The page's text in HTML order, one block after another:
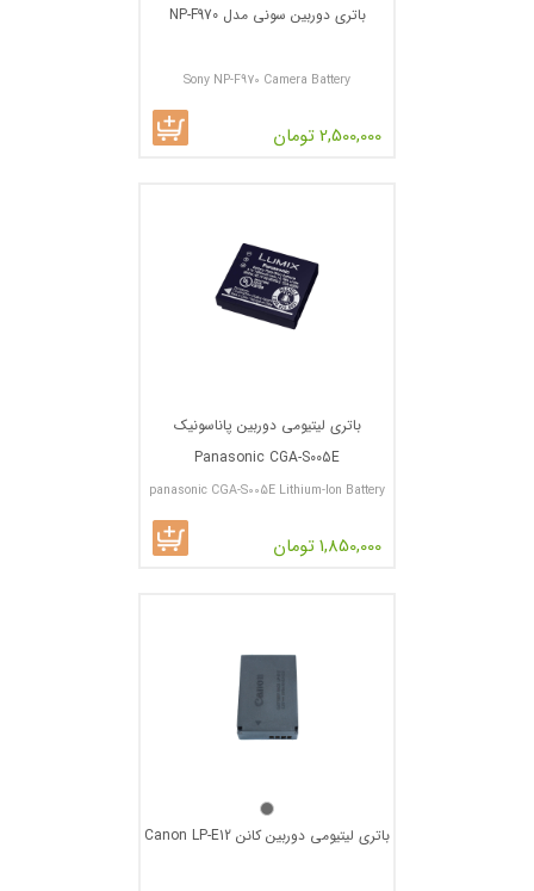
باتری دوربین سونی مدل NP-F970
Sony NP-F970 Camera Battery
2,500,000 تومان
باتری لیتیومی دوربین پاناسونیک
Panasonic CGA-S005E
panasonic CGA-S005E Lithium-Ion Battery
1,850,000 تومان
باتری لیتیومی دوربین کانن Canon LP-E12